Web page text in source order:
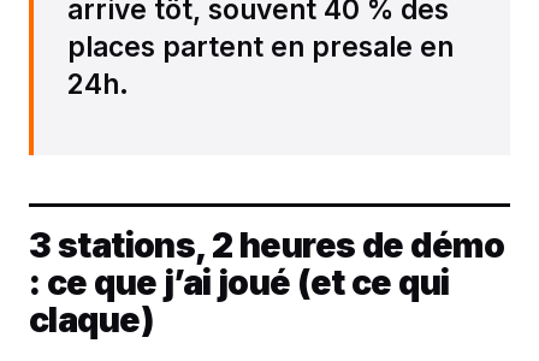
arrive tôt, souvent 40 % des
places partent en presale en
24h.
3 stations, 2 heures de démo
: ce que j’ai joué (et ce qui
claque)